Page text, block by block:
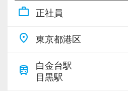
work_outline 正社員
place 東京都港区
train
白金台駅
目黒駅